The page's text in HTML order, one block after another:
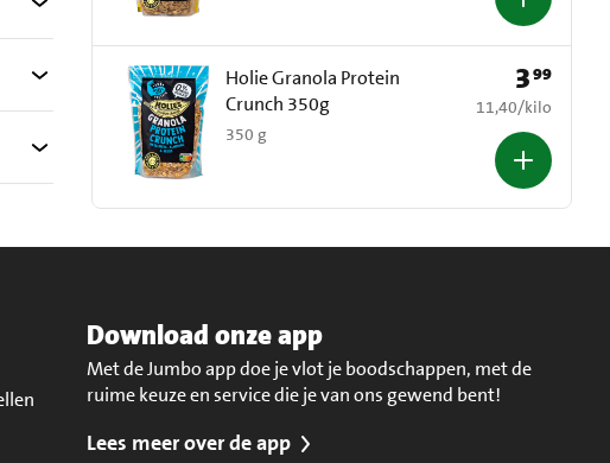
Holie Granola Protein
Crunch 350g
350 g
Prijs: € 3,99
399
€ 11,40 per kilo
11,40/kilo
Download onze app
Met de Jumbo app doe je vlot je boodschappen, met de
ruime keuze en service die je van ons gewend bent!
Lees meer over de app